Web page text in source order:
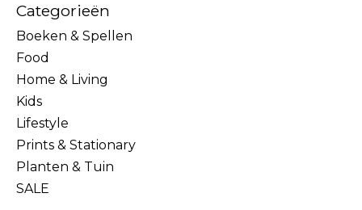
Categorieën
Boeken & Spellen
Food
Home & Living
Kids
Lifestyle
Prints & Stationary
Planten & Tuin
SALE